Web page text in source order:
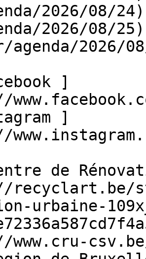
2026/08/
2026/08/
agenda/
]
de
recyclart.be/
urbaine-